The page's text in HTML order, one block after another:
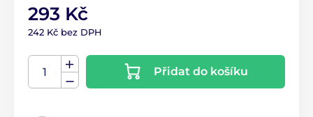
293 Kč
242 Kč bez DPH
Přidat do košíku